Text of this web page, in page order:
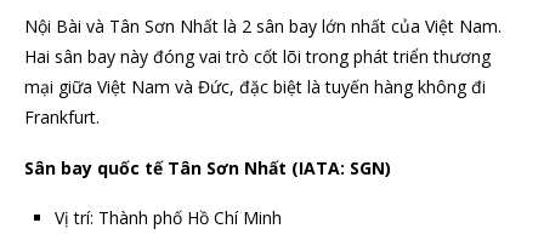
Nội Bài và Tân Sơn Nhất là 2 sân bay lớn nhất của Việt Nam.
Hai sân bay này đóng vai trò cốt lõi trong phát triển thương
mại giữa Việt Nam và Đức, đặc biệt là tuyến hàng không đi
Frankfurt.
Sân bay quốc tế Tân Sơn Nhất (IATA: SGN)
Vị trí: Thành phố Hồ Chí Minh